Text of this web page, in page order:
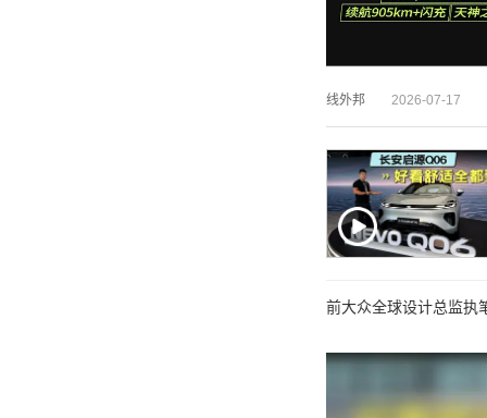
线外邦 2026-07-17
前大众全球设计总监执